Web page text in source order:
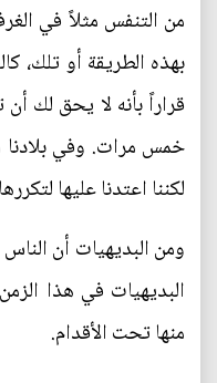
من التنفس مثلاً في
بهذه الطريقة أو تلك،
قراراً بأنه لا يحق لك
خمس مرات. وفي بلادنا
لكننا اعتدنا عليها
ومن البديهيات أن
البديهيات في هذا
منها تحت الأقدام.